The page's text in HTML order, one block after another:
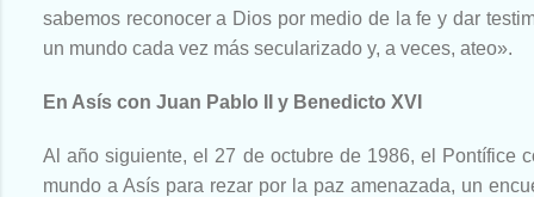
sabemos reconocer a Dios por medio de la fe y dar
un mundo cada vez más secularizado y, a veces, ateo».
En Asís con Juan Pablo II y Benedicto XVI
Al año siguiente, el 27 de octubre de 1986, el Pontífice
mundo a Asís para rezar por la paz amenazada, un